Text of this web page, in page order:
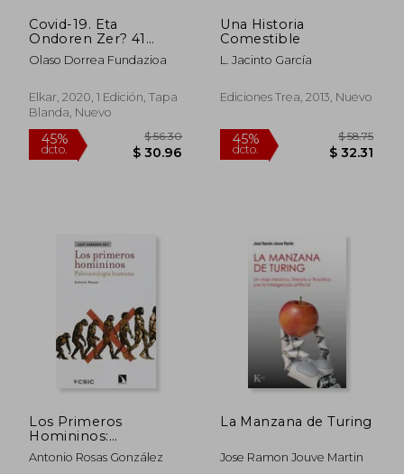
45% 45%
dcto.
Covid-19. Eta
Ondoren Zer? 41
(Eztabaida) (en
Euskera)
Olaso Dorrea Fundazioa
Elkar, 2020, 1 Edición, Tapa
Blanda, Nuevo
Una Historia
Comestible
L. Jacinto García
Ediciones Trea, 2013, Nuevo
Los Primeros
Homininos:
Paleontología
Humana
Antonio Rosas González
La Manzana de Turing
Jose Ramon Jouve Martin